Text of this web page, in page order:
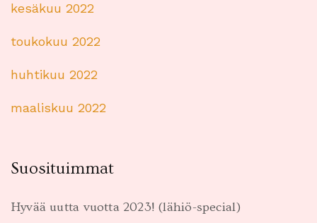
kesäkuu 2022
toukokuu 2022
huhtikuu 2022
maaliskuu 2022
Suosituimmat
Hyvää uutta vuotta 2023! (lähiö-special)